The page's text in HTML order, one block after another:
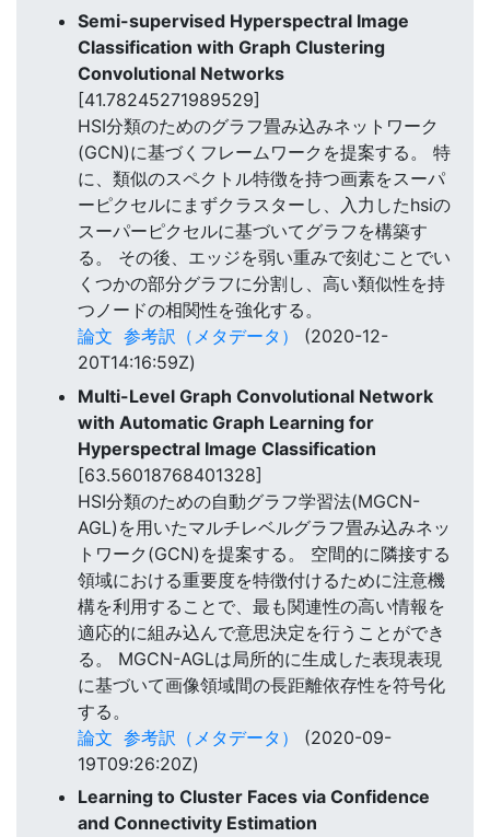
Semi-supervised Hyperspectral Image
Classification with Graph Clustering
Convolutional Networks
[41.78245271989529]
HSI分類のためのグラフ畳み込みネットワーク
(GCN)に基づくフレームワークを提案する。 特
に、類似のスペクトル特徴を持つ画素をスーパ
ーピクセルにまずクラスターし、入力したhsiの
スーパーピクセルに基づいてグラフを構築す
る。 その後、エッジを弱い重みで刻むことでい
くつかの部分グラフに分割し、高い類似性を持
つノードの相関性を強化する。
論文 参考訳（メタデータ）
(2020-12-
20T14:16:59Z)
Multi-Level Graph Convolutional Network
with Automatic Graph Learning for
Hyperspectral Image Classification
[63.56018768401328]
HSI分類のための自動グラフ学習法(MGCN-
AGL)を用いたマルチレベルグラフ畳み込みネッ
トワーク(GCN)を提案する。 空間的に隣接する
領域における重要度を特徴付けるために注意機
構を利用することで、最も関連性の高い情報を
適応的に組み込んで意思決定を行うことができ
る。 MGCN-AGLは局所的に生成した表現表現
に基づいて画像領域間の長距離依存性を符号化
する。
論文 参考訳（メタデータ）
(2020-09-
19T09:26:20Z)
Learning to Cluster Faces via Confidence
and Connectivity Estimation